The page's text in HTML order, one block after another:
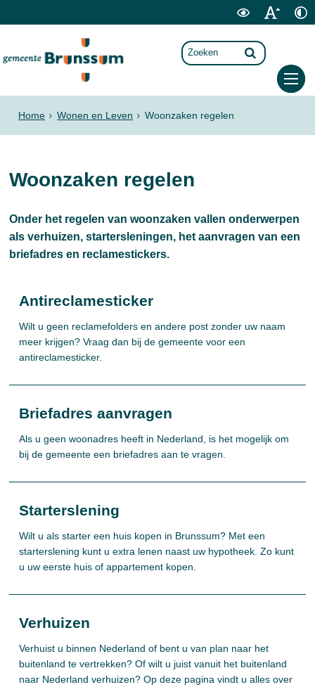
Home Wonen en Leven Woonzaken regelen
Woonzaken regelen
Onder het regelen van woonzaken vallen onderwerpen
als verhuizen, startersleningen, het aanvragen van een
briefadres en reclamestickers.
Antireclamesticker
Wilt u geen reclamefolders en andere post zonder uw naam
meer krijgen? Vraag dan bij de gemeente voor een
antireclamesticker.
Briefadres aanvragen
Als u geen woonadres heeft in Nederland, is het mogelijk om
bij de gemeente een briefadres aan te vragen.
Starterslening
Wilt u als starter een huis kopen in Brunssum? Met een
starterslening kunt u extra lenen naast uw hypotheek. Zo kunt
u uw eerste huis of appartement kopen.
Verhuizen
Verhuist u binnen Nederland of bent u van plan naar het
buitenland te vertrekken? Of wilt u juist vanuit het buitenland
naar Nederland verhuizen? Op deze pagina vindt u alles over